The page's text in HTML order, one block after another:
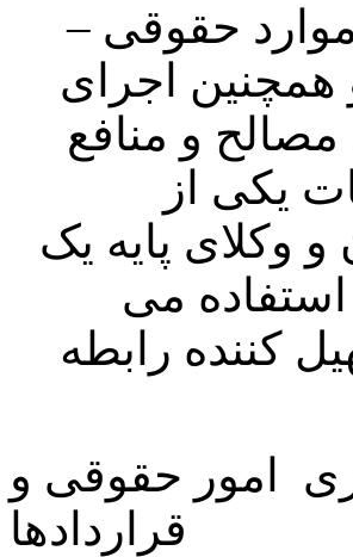
موارد حقوقی –
اجرای
و منافع
یکی از
وکلای پایه یک
می
کننده رابطه
امور حقوقی و
قراردادها